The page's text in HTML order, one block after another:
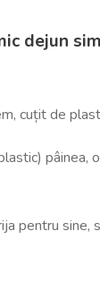
dejun
cuțit de
pâinea,
pentru sine,